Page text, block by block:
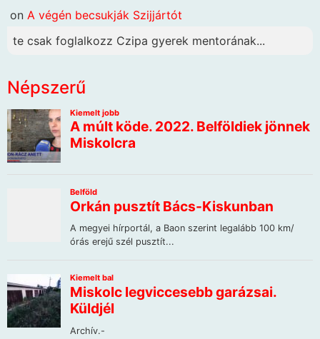
on A végén becsukják Szijjártót
te csak foglalkozz Czipa gyerek mentorának...
Népszerű